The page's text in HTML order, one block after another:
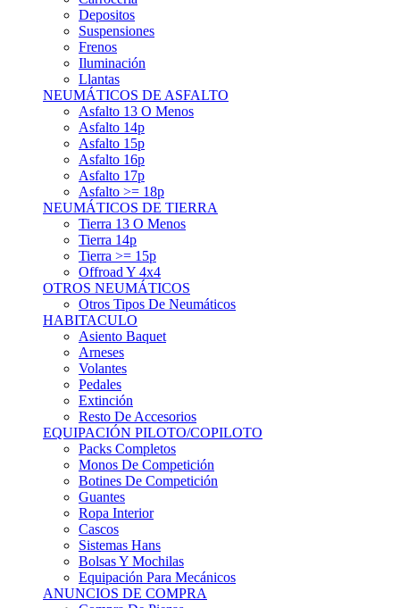
Depositos
Suspensiones
Frenos
Iluminación
Llantas
NEUMÁTICOS DE ASFALTO
Asfalto 13 O Menos
Asfalto 14p
Asfalto 15p
Asfalto 16p
Asfalto 17p
Asfalto >= 18p
NEUMÁTICOS DE TIERRA
Tierra 13 O Menos
Tierra 14p
Tierra >= 15p
Offroad Y 4x4
OTROS NEUMÁTICOS
Otros Tipos De Neumáticos
HABITACULO
Asiento Baquet
Arneses
Volantes
Pedales
Extinción
Resto De Accesorios
EQUIPACIÓN PILOTO/COPILOTO
Packs Completos
Monos De Competición
Botines De Competición
Guantes
Ropa Interior
Cascos
Sistemas Hans
Bolsas Y Mochilas
Equipación Para Mecánicos
ANUNCIOS DE COMPRA